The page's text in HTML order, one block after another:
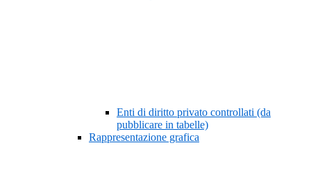
Enti di diritto privato controllati (da
pubblicare in tabelle)
Rappresentazione grafica